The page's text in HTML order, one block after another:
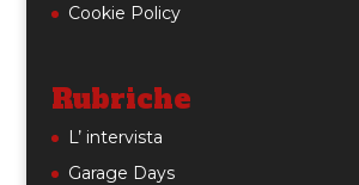
Cookie Policy
Rubriche
L’ intervista
Garage Days